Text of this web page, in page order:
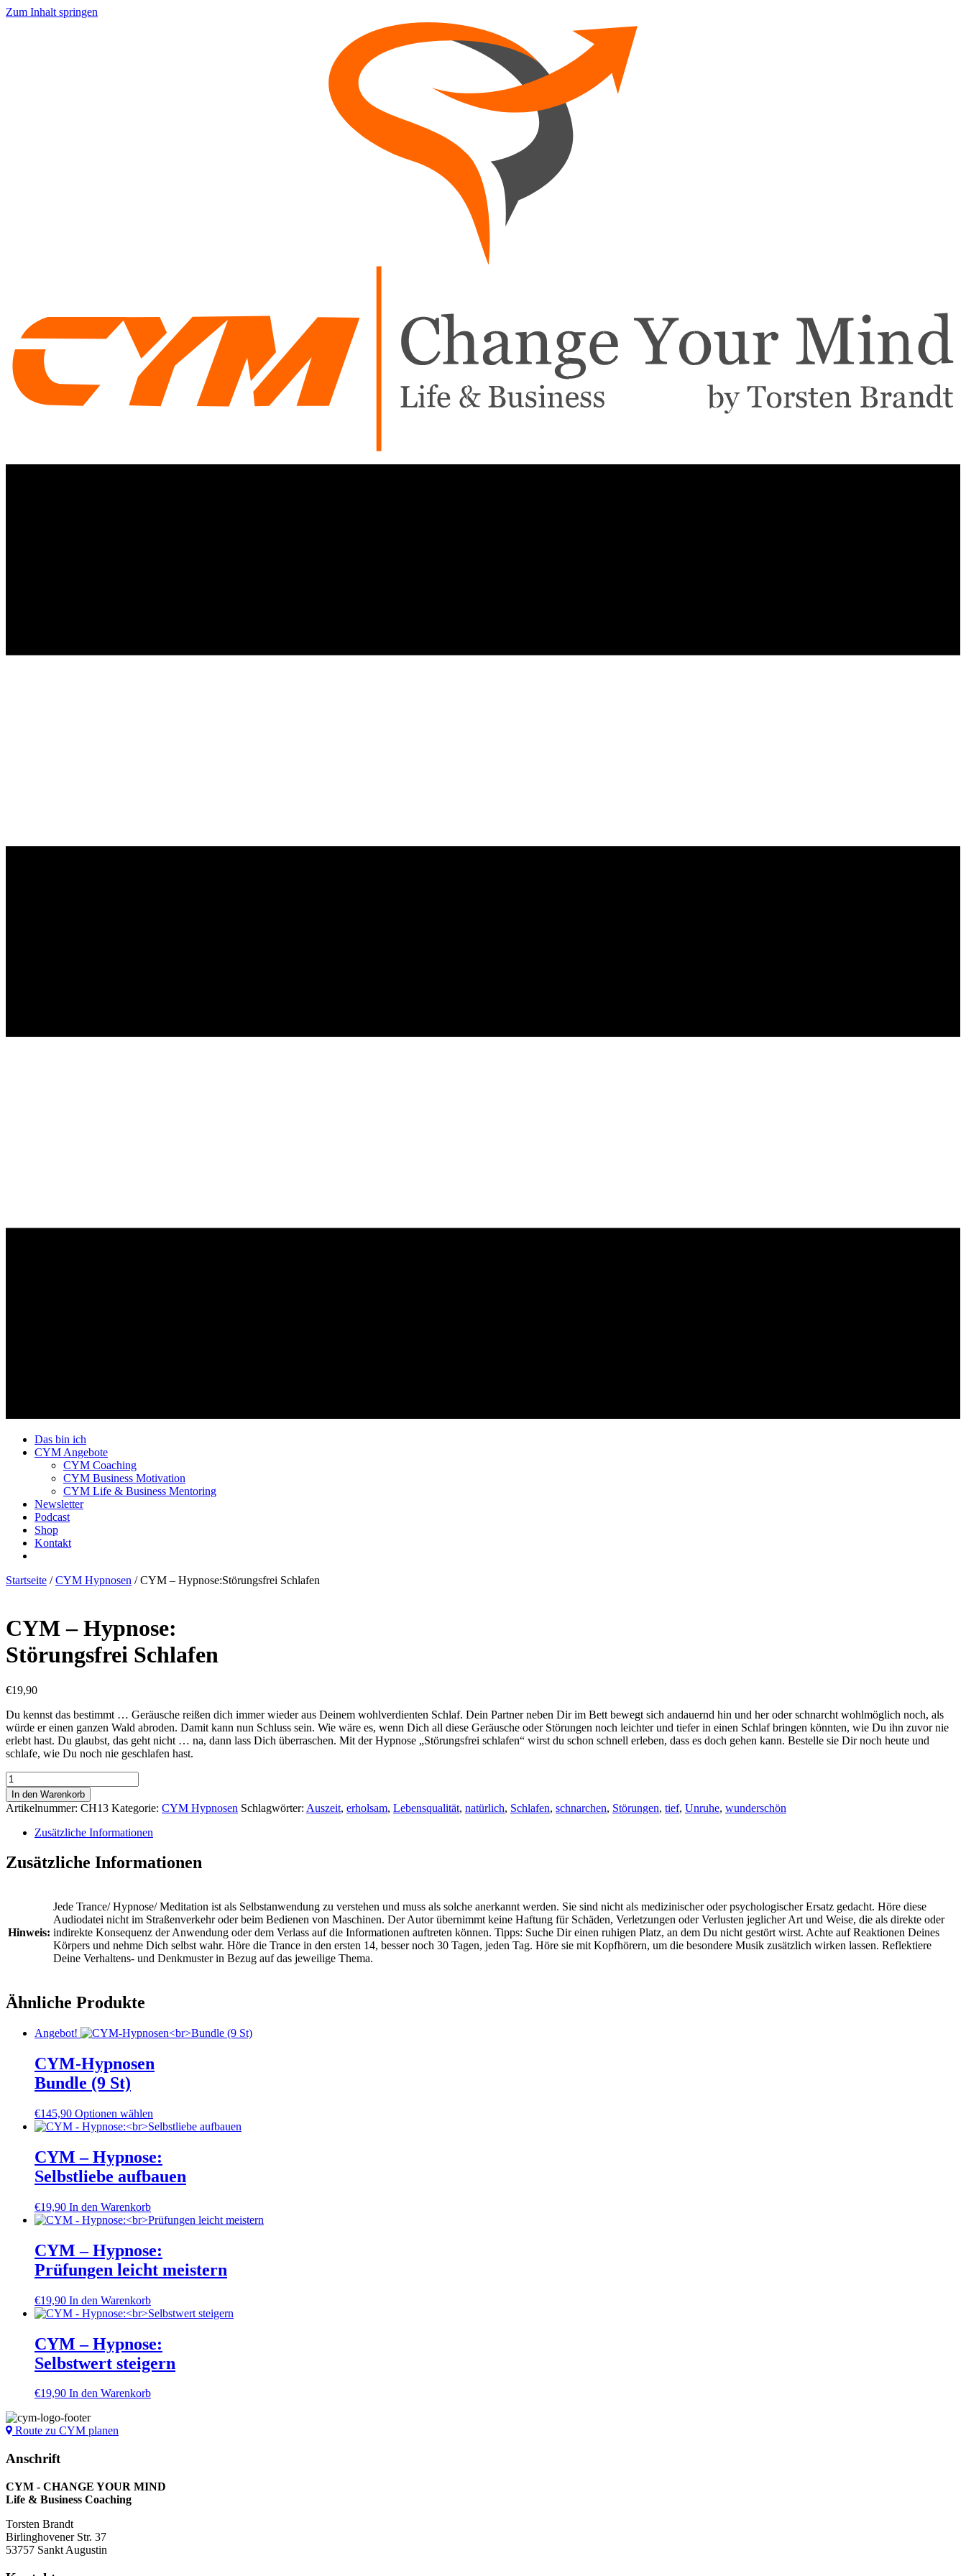
Zum Inhalt springen
Das bin ich
CYM Angebote
CYM Coaching
CYM Business Motivation
CYM Life & Business Mentoring
Newsletter
Podcast
Shop
Kontakt
Startseite /CYM Hypnosen / CYM – Hypnose:Störungsfrei Schlafen
CYM – Hypnose:
Störungsfrei Schlafen
€19,90
Du kennst das bestimmt … Geräusche reißen dich immer wieder aus Deinem wohlverdienten Schlaf. Dein Partner neben Dir im Bett bewegt sich andauernd hin und her oder schnarcht wohlmöglich noch, als
würde er einen ganzen Wald abroden. Damit kann nun Schluss sein. Wie wäre es, wenn Dich all diese Geräusche oder Störungen noch leichter und tiefer in einen Schlaf bringen könnten, wie Du ihn zuvor nie
erlebt hast. Du glaubst, das geht nicht … na, dann lass Dich überraschen. Mit der Hypnose „Störungsfrei schlafen“ wirst du schon schnell erleben, dass es doch gehen kann. Bestelle sie Dir noch heute und
schlafe, wie Du noch nie geschlafen hast.
CYM
-
Hypnose:Störungsfrei
Schlafen
Menge
In den Warenkorb
Artikelnummer: CH13 Kategorie: CYM Hypnosen Schlagwörter: Auszeit, erholsam, Lebensqualität, natürlich, Schlafen, schnarchen, Störungen, tief, Unruhe, wunderschön
Zusätzliche Informationen
Zusätzliche Informationen
Hinweis:
Jede Trance/ Hypnose/ Meditation ist als Selbstanwendung zu verstehen und muss als solche anerkannt werden. Sie sind nicht als medizinischer oder psychologischer Ersatz gedacht. Höre diese
Audiodatei nicht im Straßenverkehr oder beim Bedienen von Maschinen. Der Autor übernimmt keine Haftung für Schäden, Verletzungen oder Verlusten jeglicher Art und Weise, die als direkte oder
indirekte Konsequenz der Anwendung oder dem Verlass auf die Informationen auftreten können. Tipps: Suche Dir einen ruhigen Platz, an dem Du nicht gestört wirst. Achte auf Reaktionen Deines
Körpers und nehme Dich selbst wahr. Höre die Trance in den ersten 14, besser noch 30 Tagen, jeden Tag. Höre sie mit Kopfhörern, um die besondere Musik zusätzlich wirken lassen. Reflektiere
Deine Verhaltens- und Denkmuster in Bezug auf das jeweilige Thema.
Ähnliche Produkte
Angebot!
CYM-Hypnosen
Bundle (9 St)
€145,90 Optionen wählen
CYM – Hypnose:
Selbstliebe aufbauen
€19,90 In den Warenkorb
CYM – Hypnose:
Prüfungen leicht meistern
€19,90 In den Warenkorb
CYM – Hypnose:
Selbstwert steigern
€19,90 In den Warenkorb
Route zu CYM planen
Anschrift
CYM - CHANGE YOUR MIND
Life & Business Coaching
Torsten Brandt
Birlinghovener Str. 37
53757 Sankt Augustin